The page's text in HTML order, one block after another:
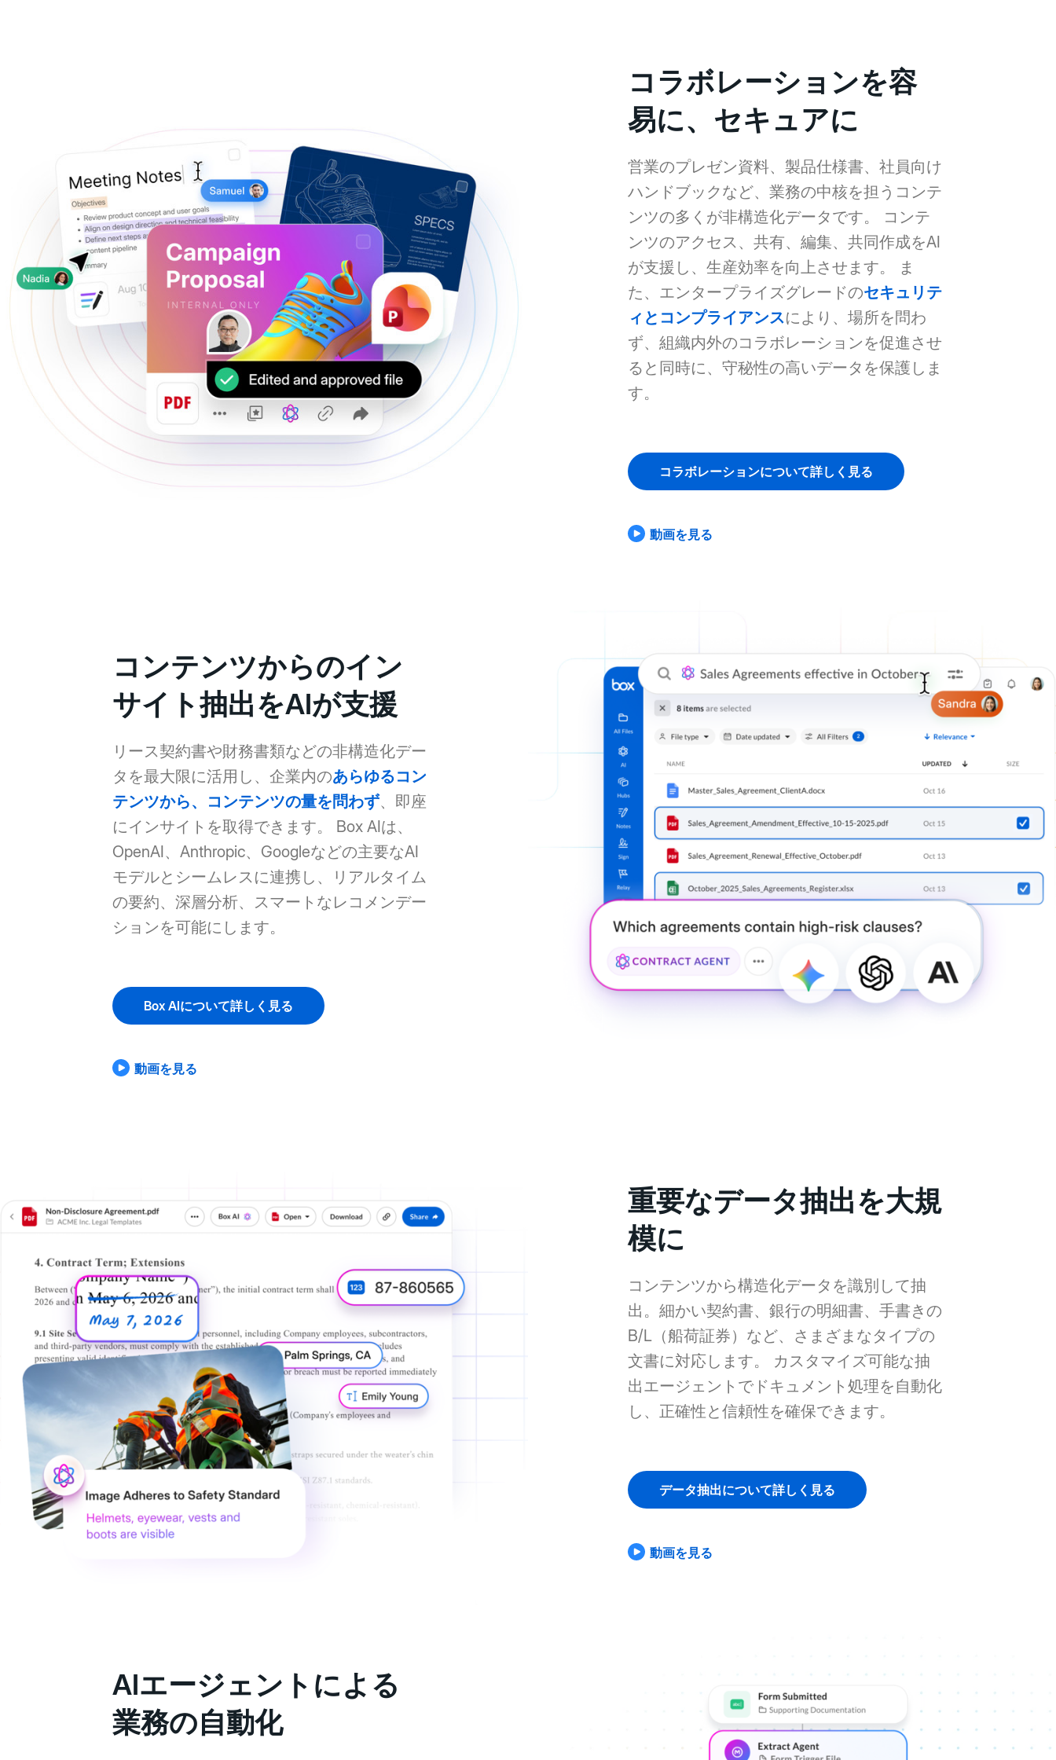
コラボレーションを容
易に、セキュアに
営業のプレゼン資料、製品仕様書、社員向け
ハンドブックなど、業務の中核を担うコンテ
ンツの多くが非構造化データです。 コンテ
ンツのアクセス、共有、編集、共同作成をAI
が支援し、生産効率を向上させます。 ま
た、エンタープライズグレードのセキュリテ
ィとコンプライアンスにより、場所を問わ
ず、組織内外のコラボレーションを促進させ
ると同時に、守秘性の高いデータを保護しま
す。
コラボレーションについて詳しく見る
動画を見る
コンテンツからのイン
サイト抽出をAIが支援
リース契約書や財務書類などの非構造化デー
タを最大限に活用し、企業内のあらゆるコン
テンツから、コンテンツの量を問わず、即座
にインサイトを取得できます。 Box AIは、
OpenAI、Anthropic、Googleなどの主要なAI
モデルとシームレスに連携し、リアルタイム
の要約、深層分析、スマートなレコメンデー
ションを可能にします。
Box AIについて詳しく見る
動画を見る
重要なデータ抽出を大規
模に
コンテンツから構造化データを識別して抽
出。細かい契約書、銀行の明細書、手書きの
B/L（船荷証券）など、さまざまなタイプの
文書に対応します。 カスタマイズ可能な抽
出エージェントでドキュメント処理を自動化
し、正確性と信頼性を確保できます。
データ抽出について詳しく見る
動画を見る
AIエージェントによる
業務の自動化